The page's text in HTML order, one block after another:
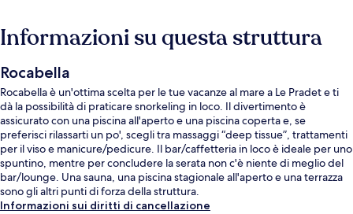
Informazioni su questa struttura
Rocabella
Rocabella è un'ottima scelta per le tue vacanze al mare a Le Pradet e ti
dà la possibilità di praticare snorkeling in loco. Il divertimento è
assicurato con una piscina all'aperto e una piscina coperta e, se
preferisci rilassarti un po', scegli tra massaggi “deep tissue”, trattamenti
per il viso e manicure/pedicure. Il bar/caffetteria in loco è ideale per uno
spuntino, mentre per concludere la serata non c'è niente di meglio del
bar/lounge. Una sauna, una piscina stagionale all'aperto e una terrazza
sono gli altri punti di forza della struttura.
Informazioni sui diritti di cancellazione